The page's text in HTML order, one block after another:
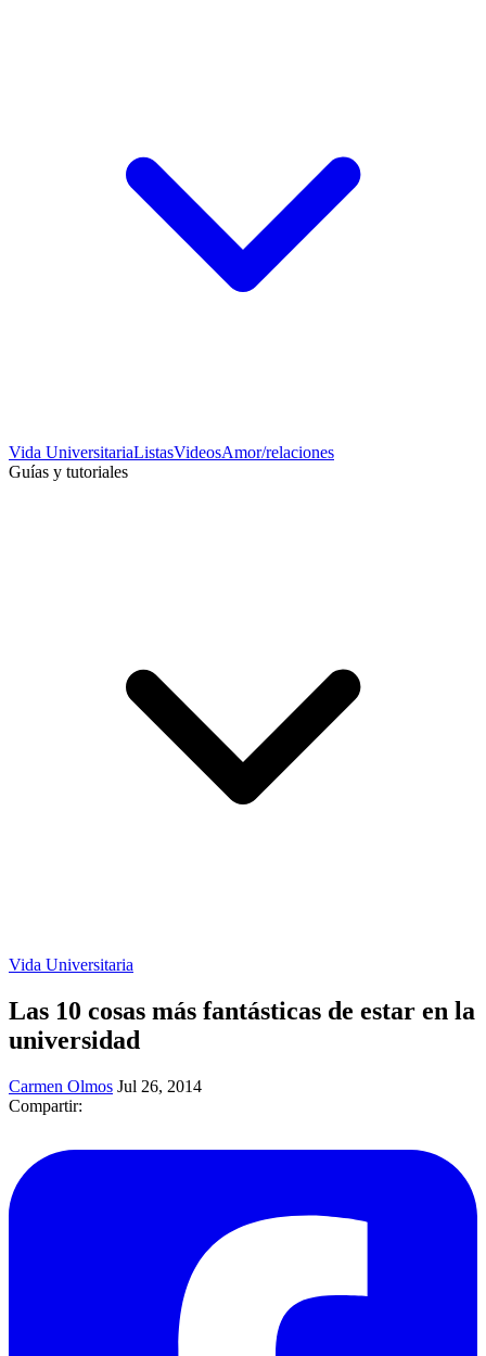
Vida UniversitariaListasVideosAmor/relaciones
Guías y tutoriales
Vida Universitaria
Las 10 cosas más fantásticas de estar en la
universidad
Carmen Olmos Jul 26, 2014
Compartir: